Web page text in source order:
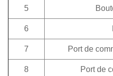
5
6
7 Port de
8 Port de